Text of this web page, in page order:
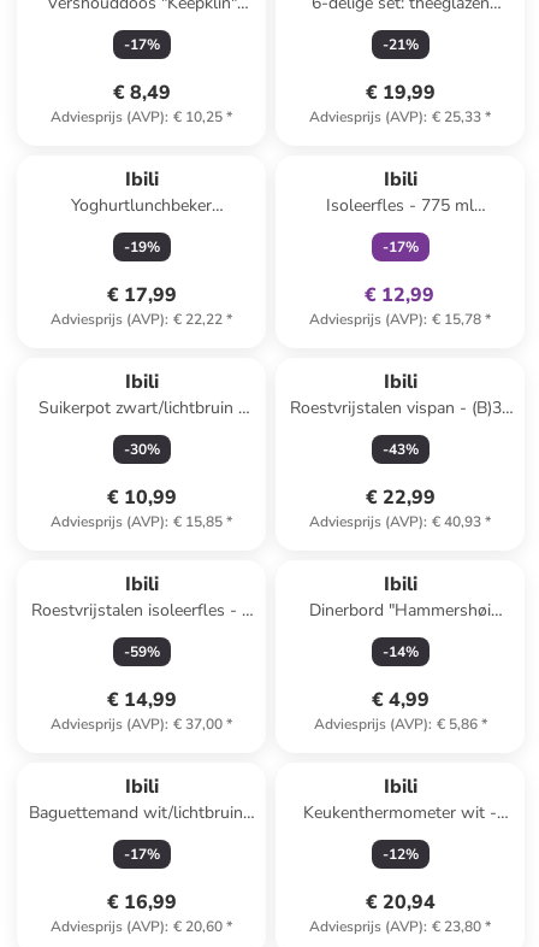
zilverkleurig - 600 ml
-17%
€ 8,49
Adviesprijs (AVP): € 10,25*
meerkleurig - 178 ml
-21%
€ 19,99
Adviesprijs (AVP): € 25,33*
Ibili
Yoghurtlunchbeker
donkerblauw - (H)18,5 x Ø
10,5 cm
-19%
€ 17,99
Adviesprijs (AVP): € 22,22*
Ibili
Isoleerfles - 775 ml
(verrassingsproduct)
-17%
€ 12,99
Adviesprijs (AVP): € 15,78*
Ibili
Suikerpot zwart/lichtbruin -
(B)11 x (H)9,9 x (D)11 cm
-30%
€ 10,99
Adviesprijs (AVP): € 15,85*
Ibili
Roestvrijstalen vispan - (B)34
x (H)23 cm
-43%
€ 22,99
Adviesprijs (AVP): € 40,93*
Ibili
Roestvrijstalen isoleerfles - 1
l
-59%
€ 14,99
Adviesprijs (AVP): € 37,00*
Ibili
Dinerbord "Hammershøi
Ovalt" groen - (L)28,5 x
(B)22,5 cm
-14%
€ 4,99
Adviesprijs (AVP): € 5,86*
Ibili
Baguettemand wit/lichtbruin -
(B)39,5 x (H)10 cm
-17%
€ 16,99
Adviesprijs (AVP): € 20,60*
Ibili
Keukenthermometer wit -
(L)20 cm
-12%
€ 20,94
Adviesprijs (AVP): € 23,80*